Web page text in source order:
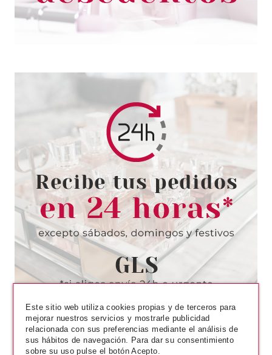
PONDS
PONDS CREMA DIA
TECNOLOGIA ANTIEDAD 50 ML
+ TOALLITAS DE REGALO SET
Pvr 12.50€
-80%
desde
2.50€
Este sitio web utiliza cookies propias y de terceros para
mejorar nuestros servicios y mostrarle publicidad
relacionada con sus preferencias mediante el análisis de
sus hábitos de navegación. Para dar su consentimiento
sobre su uso pulse el botón Acepto.